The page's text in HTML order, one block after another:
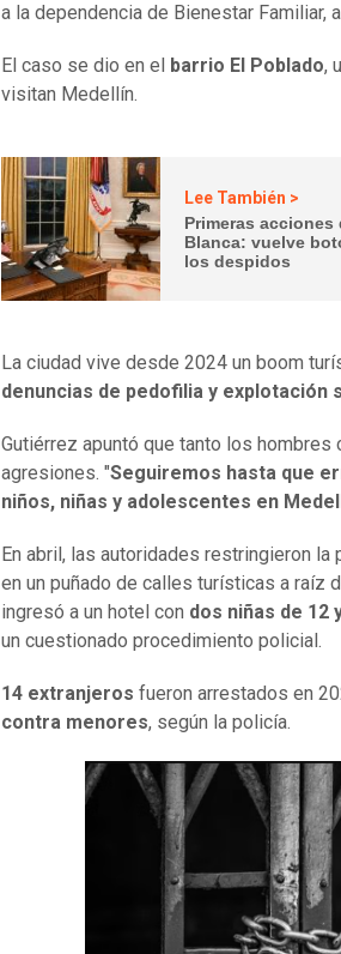
a la dependencia de Bienestar Familiar,
El caso se dio en el barrio El Poblado,
visitan Medellín.
Lee También >
Primeras acciones
Blanca: vuelve
los despidos
La ciudad vive desde 2024 un boom
denuncias de pedofilia y explotación
Gutiérrez apuntó que tanto los
agresiones. "Seguiremos hasta que
niños, niñas y adolescentes en
En abril, las autoridades restringieron la
en un puñado de calles turísticas a raíz
ingresó a un hotel con dos niñas de 12
un cuestionado procedimiento policial.
14 extranjeros fueron arrestados en
contra menores, según la policía.